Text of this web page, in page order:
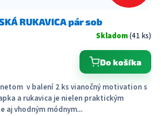
RUKAVICA pár sob
Skladom(41 ks)
Do košíka
v balení 2 ks vianočný motivation s
a rukavica je nielen praktickým
aj vhodným módnym...